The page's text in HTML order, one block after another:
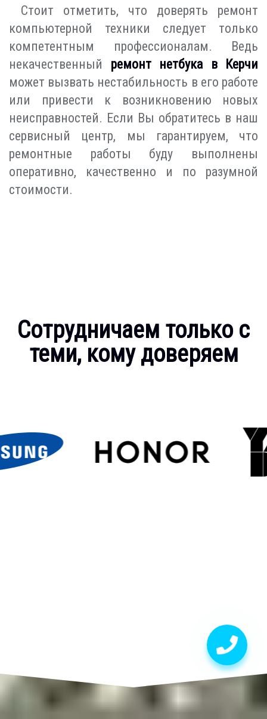
Стоит отметить, что доверять ремонт
компьютерной техники следует только
компетентным профессионалам. Ведь
некачественный ремонт нетбука в Керчи
может вызвать нестабильность в его работе
или привести к возникновению новых
неисправностей. Если Вы обратитесь в наш
сервисный центр, мы гарантируем, что
ремонтные работы буду выполнены
оперативно, качественно и по разумной
стоимости.
Сотрудничаем только с
теми, кому доверяем